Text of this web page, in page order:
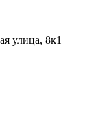
улица, 8к1